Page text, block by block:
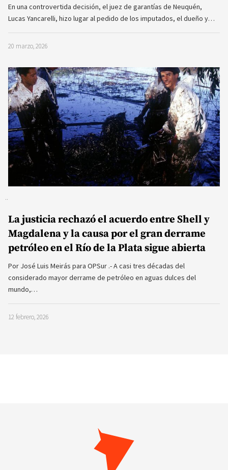
En una controvertida decisión, el juez de garantías de Neuquén,
Lucas Yancarelli, hizo lugar al pedido de los imputados, el dueño y…
20 marzo, 2026
La justicia rechazó el acuerdo entre Shell y
Magdalena y la causa por el gran derrame
petróleo en el Río de la Plata sigue abierta
Por José Luis Meirás para OPSur .- A casi tres décadas del
considerado mayor derrame de petróleo en aguas dulces del
mundo,…
12 febrero, 2026